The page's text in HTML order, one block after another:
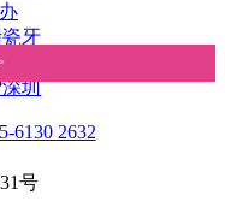
牙
麽
圳
6130 2632
号